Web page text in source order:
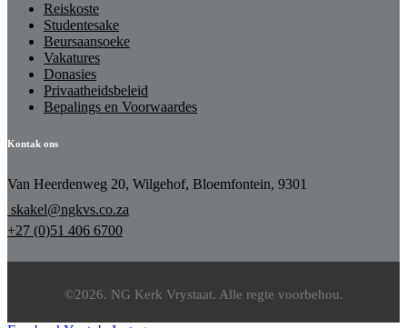
Reiskoste
Studentesake
Beursaansoeke
Vakatures
Donasies
Privaatheidsbeleid
Bepalings en Voorwaardes
Kontak ons
Van Heerdenweg 20, Wilgehof, Bloemfontein, 9301
skakel@ngkvs.co.za
+27 (0)51 406 6700
©2026. NG Kerk Vrystaat. Alle regte voorbehou.